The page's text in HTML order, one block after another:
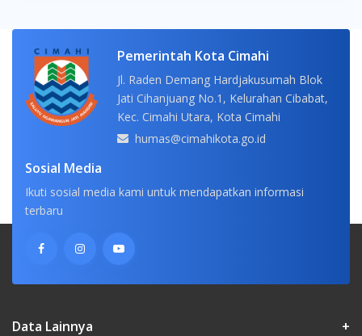
Pemerintah Kota Cimahi
Jl. Raden Demang Hardjakusumah Blok
Jati Cihanjuang No.1, Kelurahan Cibabat,
Kec. Cimahi Utara, Kota Cimahi
humas@cimahikota.go.id
Sosial Media
Ikuti sosial media kami untuk mendapatkan informasi
terbaru
Data Lainnya
+